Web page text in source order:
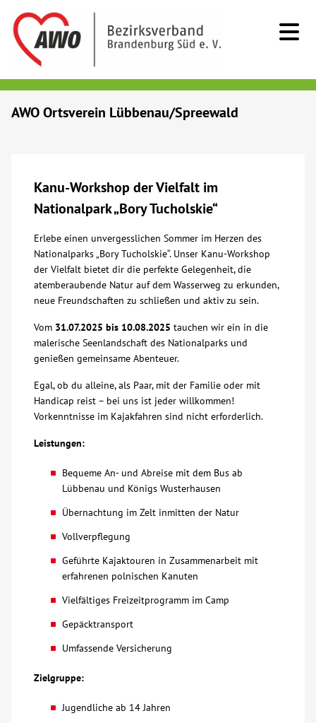
Menschen mit Behinderung
Beratung & Hilfe
Begegnung
Bildung
Über uns
Veranstaltungen
Spenden
Ausbildung
Glossar
Suche
AWO BB Süd
AWO Ortsverein Lübbenau/Spreewald
Kanu-Workshop der Vielfalt im
Nationalpark „Bory Tucholskie“
Erlebe einen unvergesslichen Sommer im Herzen des
Nationalparks „Bory Tucholskie“. Unser Kanu-Workshop
der Vielfalt bietet dir die perfekte Gelegenheit, die
atemberaubende Natur auf dem Wasserweg zu erkunden,
neue Freundschaften zu schließen und aktiv zu sein.
Vom 31.07.2025 bis 10.08.2025 tauchen wir ein in die
malerische Seenlandschaft des Nationalparks und
genießen gemeinsame Abenteuer.
Egal, ob du alleine, als Paar, mit der Familie oder mit
Handicap reist – bei uns ist jeder willkommen!
Vorkenntnisse im Kajakfahren sind nicht erforderlich.
Leistungen:
Bequeme An- und Abreise mit dem Bus ab
Lübbenau und Königs Wusterhausen
Übernachtung im Zelt inmitten der Natur
Vollverpflegung
Geführte Kajaktouren in Zusammenarbeit mit
erfahrenen polnischen Kanuten
Vielfältiges Freizeitprogramm im Camp
Gepäcktransport
Umfassende Versicherung
Zielgruppe:
Jugendliche ab 14 Jahren